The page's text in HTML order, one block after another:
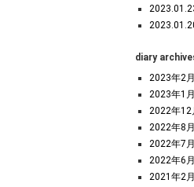
diary
2023年2月
2023年1月
2022年12
2022年8月
2022年7月
2022年6月
2021年2月